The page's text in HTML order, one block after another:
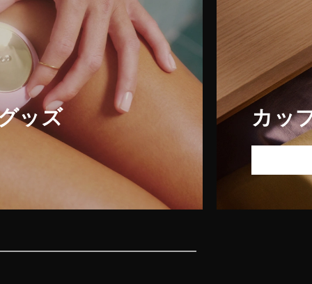
ッズ カッ